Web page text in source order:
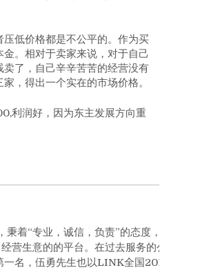
低价格都是不公平的。作为买
。相对于卖家来说，对于自己
了，自己辛辛苦苦的经营没有
，得出一个实在的市场价格。
利润好，因为东主发展方向重
着“专业，诚信，负责”的态度，不单是
营生意的的平台。在过去服务的公司里
名，伍勇先生也以LINK全国2017年销